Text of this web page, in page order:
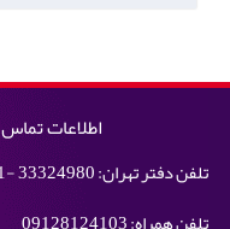
اطلاعات تماس
تلفن دفتر تهران: 33324980 -021